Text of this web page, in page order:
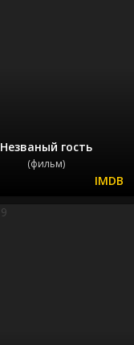
Незваный гость
(фильм)